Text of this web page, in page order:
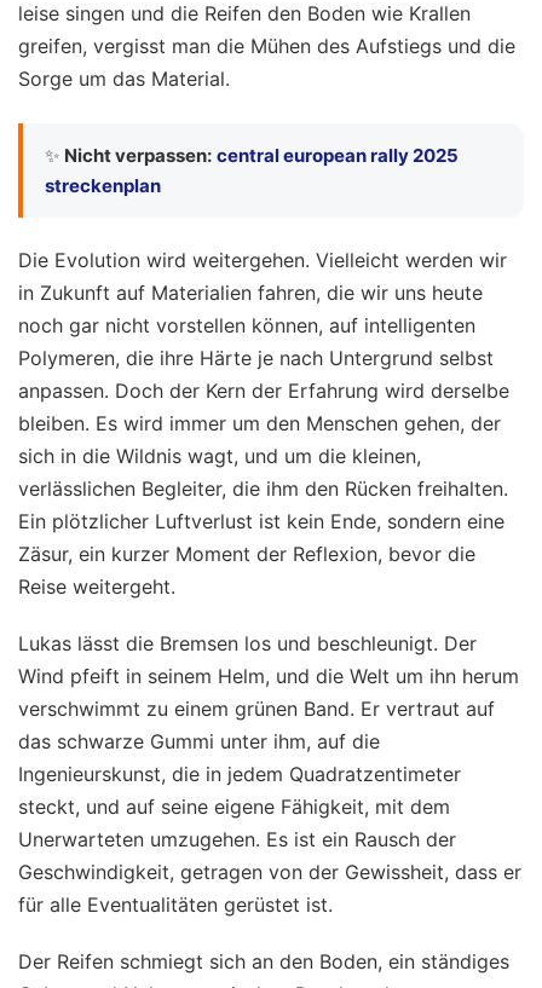
leise singen und die Reifen den Boden wie Krallen
greifen, vergisst man die Mühen des Aufstiegs und die
Sorge um das Material.
✨ Nicht verpassen: central european rally 2025
streckenplan
Die Evolution wird weitergehen. Vielleicht werden wir
in Zukunft auf Materialien fahren, die wir uns heute
noch gar nicht vorstellen können, auf intelligenten
Polymeren, die ihre Härte je nach Untergrund selbst
anpassen. Doch der Kern der Erfahrung wird derselbe
bleiben. Es wird immer um den Menschen gehen, der
sich in die Wildnis wagt, und um die kleinen,
verlässlichen Begleiter, die ihm den Rücken freihalten.
Ein plötzlicher Luftverlust ist kein Ende, sondern eine
Zäsur, ein kurzer Moment der Reflexion, bevor die
Reise weitergeht.
Lukas lässt die Bremsen los und beschleunigt. Der
Wind pfeift in seinem Helm, und die Welt um ihn herum
verschwimmt zu einem grünen Band. Er vertraut auf
das schwarze Gummi unter ihm, auf die
Ingenieurskunst, die in jedem Quadratzentimeter
steckt, und auf seine eigene Fähigkeit, mit dem
Unerwarteten umzugehen. Es ist ein Rausch der
Geschwindigkeit, getragen von der Gewissheit, dass er
für alle Eventualitäten gerüstet ist.
Der Reifen schmiegt sich an den Boden, ein ständiges